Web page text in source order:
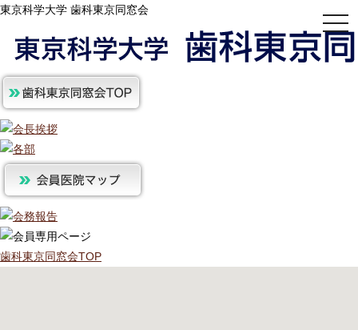
東京科学大学 歯科東京同窓会
歯科東京同窓会TOP